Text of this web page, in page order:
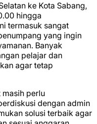
ke Kota Sabang,
hingga
termasuk sangat
yang ingin
Banyak
pelajar dan
agar tetap
masih perlu
dengan admin
solusi terbaik agar